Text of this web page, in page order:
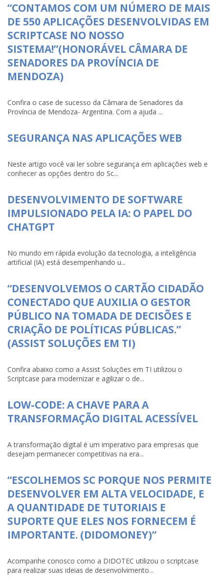
“CONTAMOS COM UM NÚMERO DE MAIS
DE 550 APLICAÇÕES DESENVOLVIDAS EM
SCRIPTCASE NO NOSSO
SISTEMA!”(HONORÁVEL CÂMARA DE
SENADORES DA PROVÍNCIA DE
MENDOZA)
Confira o case de sucesso da Câmara de Senadores da
Província de Mendoza- Argentina. Com a ajuda ...
SEGURANÇA NAS APLICAÇÕES WEB
Neste artigo você vai ler sobre segurança em aplicações web e
conhecer as opções dentro do Sc...
DESENVOLVIMENTO DE SOFTWARE
IMPULSIONADO PELA IA: O PAPEL DO
CHATGPT
No mundo em rápida evolução da tecnologia, a inteligência
artificial (IA) está desempenhando u...
“DESENVOLVEMOS O CARTÃO CIDADÃO
CONECTADO QUE AUXILIA O GESTOR
PÚBLICO NA TOMADA DE DECISÕES E
CRIAÇÃO DE POLÍTICAS PÚBLICAS.”
(ASSIST SOLUÇÕES EM TI)
Confira abaixo como a Assist Soluções em TI utilizou o
Scriptcase para modernizar e agilizar o de...
LOW-CODE: A CHAVE PARA A
TRANSFORMAÇÃO DIGITAL ACESSÍVEL
A transformação digital é um imperativo para empresas que
desejam permanecer competitivas na era...
“ESCOLHEMOS SC PORQUE NOS PERMITE
DESENVOLVER EM ALTA VELOCIDADE, E
A QUANTIDADE DE TUTORIAIS E
SUPORTE QUE ELES NOS FORNECEM É
IMPORTANTE. (DIDOMONEY)”
Acompanhe conosco como a DIDOTEC utilizou o scriptcase
para realizar suas ideias de desenvolvimento...